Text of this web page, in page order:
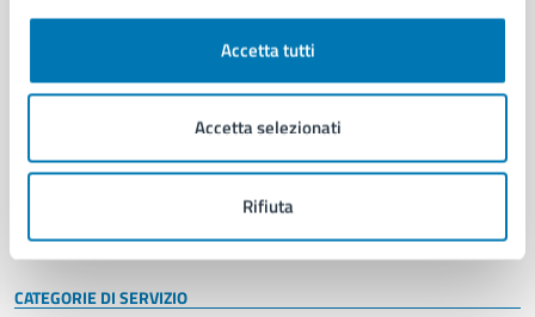
Accetta tutti
Accetta selezionati
Rifiuta
Organi di governo
Enti e fondazioni
Personale amministrativo
Intranet, posta aziendale e protocollo
CATEGORIE DI SERVIZIO